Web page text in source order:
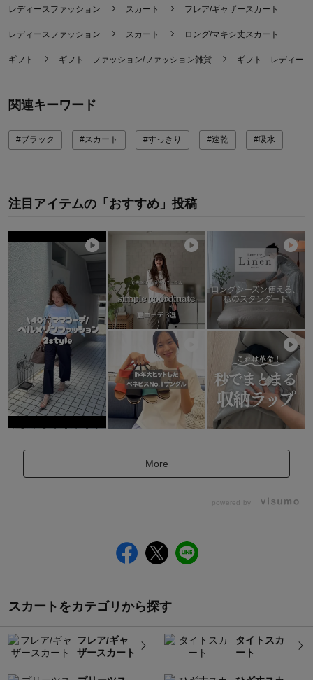
能、価格、着回しがきく
おすすめ用途：
お出かけ用、カジュアル、いつでも
身長（cm）：
161～165
レディースファッション スカート フレア/ギャザースカート
レディースファッション スカート ロング/マキシ丈スカート
ギフト ギフト ファッション/ファッション雑貨 ギフト レディース
関連キーワード
#ブラック #スカート #すっきり #速乾 #吸水
注目アイテムの「おすすめ」投稿
More
powered by
スカートをカテゴリから探す
フレア/ギャ
ザースカート
タイトスカ
ート